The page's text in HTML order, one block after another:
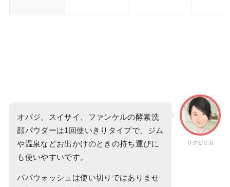
サクピリカ
オバジ、スイサイ、ファンケルの酵素洗
顔パウダーは1回使いきりタイプで、ジム
や温泉などお出かけのときの持ち運びに
も使いやすいです。
パパウォッシュは使い切りではありませ